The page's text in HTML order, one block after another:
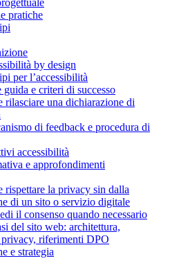
pratiche
by design
per l’accessibilità
guida e criteri di successo
rilasciare una dichiarazione di
di feedback e procedura di
accessibilità
e approfondimenti
rispettare la privacy sin dalla
di un sito o servizio digitale
il consenso quando necessario
del sito web: architettura,
riferimenti DPO
e strategia